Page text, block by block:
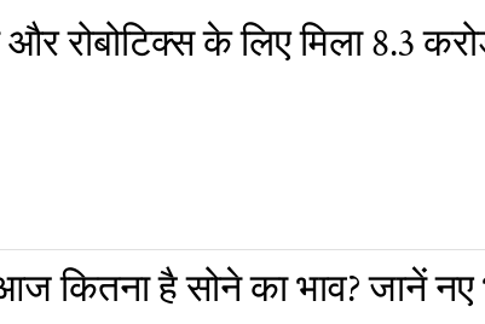
रोबोटिक्स के लिए मिला 8.3
कितना है सोने का भाव? जानें नए